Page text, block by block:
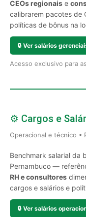
CEOs regionais e
calibrarem pacotes de
políticas de bônus na
🔒 Ver salários
Acesso exclusivo para
⚙️ Cargos e
Operacional e técnico •
Benchmark salarial da
Pernambuco —
RH e consultores
cargos e salários e
🔒 Ver salários